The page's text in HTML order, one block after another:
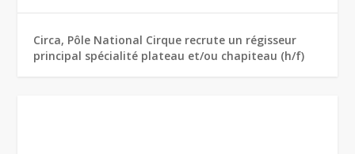
Circa, Pôle National Cirque recrute un régisseur
principal spécialité plateau et/ou chapiteau (h/f)